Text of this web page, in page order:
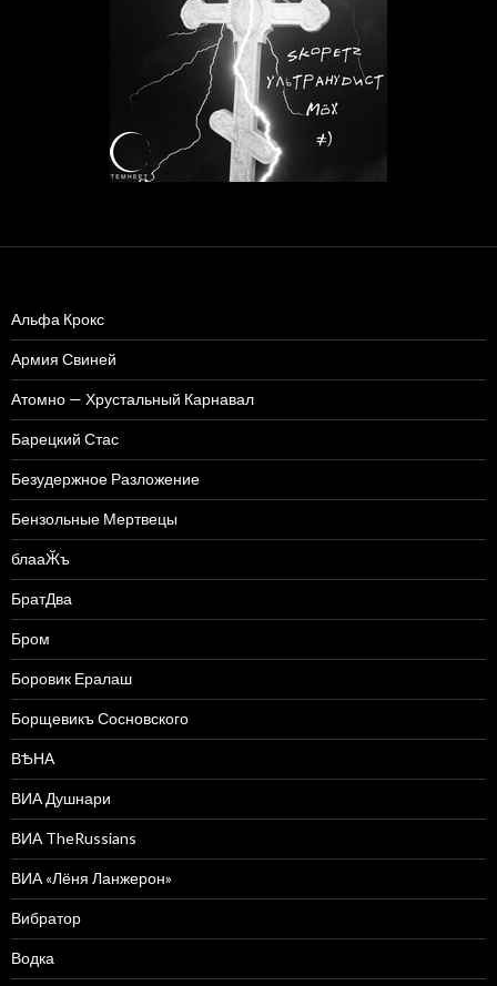
Альфа Крокс
Армия Свиней
Атомно — Хрустальный Карнавал
Барецкий Стас
Безудержное Разложение
Бензольные Мертвецы
блааӁъ
БратДва
Бром
Боровик Ералаш
Борщевикъ Сосновского
ВѢНА
ВИА Душнари
ВИА TheRussians
ВИА «Лёня Ланжерон»
Вибратор
Водка